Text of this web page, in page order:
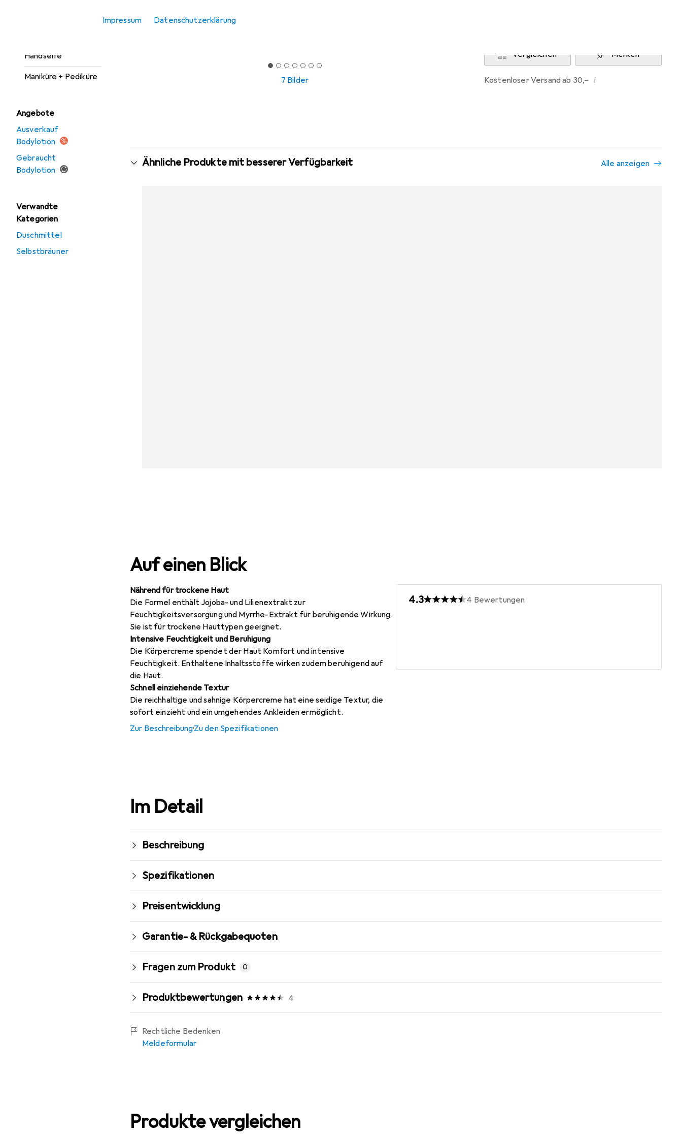
Impressum Datenschutzerklärung
Handseife
Maniküre + Pediküre
Angebote
Ausverkauf
Bodylotion
Gebraucht
Bodylotion
Verwandte
Kategorien
Duschmittel
Selbstbräuner
7 Bilder
Vergleichen Merken
Kostenloser Versand ab 30,– i
Ähnliche Produkte mit besserer Verfügbarkeit Alle anzeigen
Auf einen Blick
Nährend für trockene Haut
Die Formel enthält Jojoba- und Lilienextrakt zur
Feuchtigkeitsversorgung und Myrrhe-Extrakt für beruhigende Wirkung.
Sie ist für trockene Hauttypen geeignet.
Intensive Feuchtigkeit und Beruhigung
Die Körpercreme spendet der Haut Komfort und intensive
Feuchtigkeit. Enthaltene Inhaltsstoffe wirken zudem beruhigend auf
die Haut.
Schnell einziehende Textur
Die reichhaltige und sahnige Körpercreme hat eine seidige Textur, die
sofort einzieht und ein umgehendes Ankleiden ermöglicht.
Zur Beschreibung·Zu den Spezifikationen
4.3 4 Bewertungen
Im Detail
Beschreibung
Spezifikationen
Preisentwicklung
Garantie- & Rückgabequoten
Fragen zum Produkt 0
Produktbewertungen 4
Rechtliche Bedenken
Meldeformular
Produkte vergleichen